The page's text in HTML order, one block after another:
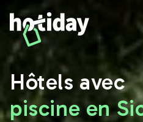
Hôtels avec
piscine en
Hôtels avec piscine en Sicile